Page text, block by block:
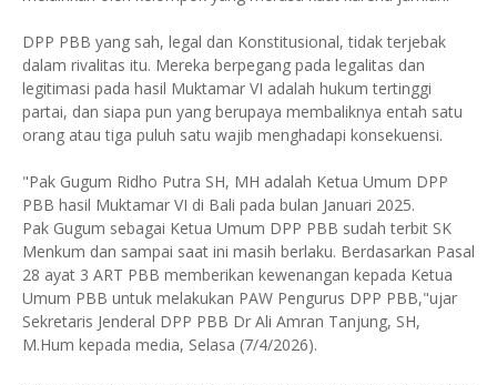
DPP PBB yang sah, legal dan Konstitusional, tidak terjebak
dalam rivalitas itu. Mereka berpegang pada legalitas dan
legitimasi pada hasil Muktamar VI adalah hukum tertinggi
partai, dan siapa pun yang berupaya membaliknya entah satu
orang atau tiga puluh satu wajib menghadapi konsekuensi.
"Pak Gugum Ridho Putra SH, MH adalah Ketua Umum DPP
PBB hasil Muktamar VI di Bali pada bulan Januari 2025.
Pak Gugum sebagai Ketua Umum DPP PBB sudah terbit SK
Menkum dan sampai saat ini masih berlaku. Berdasarkan Pasal
28 ayat 3 ART PBB memberikan kewenangan kepada Ketua
Umum PBB untuk melakukan PAW Pengurus DPP PBB,"ujar
Sekretaris Jenderal DPP PBB Dr Ali Amran Tanjung, SH,
M.Hum kepada media, Selasa (7/4/2026).